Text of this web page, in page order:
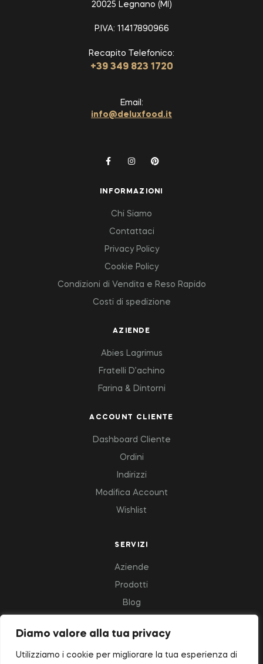
Diamo valore alla tua privacy
Utilizziamo i cookie per migliorare la tua esperienza di
INFORMAZIONI
Chi Siamo
Contattaci
Privacy Policy
Cookie Policy
Condizioni di Vendita e Reso Rapido
Costi di spedizione
AZIENDE
Abies Lagrimus
Fratelli D’achino
Farina & Dintorni
20025 Legnano (MI)
P.IVA: 11417890966
Recapito Telefonico:
+39 349 823 1720
Email:
info@deluxfood.it
ACCOUNT CLIENTE
Dashboard Cliente
Ordini
Indirizzi
Modifica Account
Wishlist
SERVIZI
Aziende
Prodotti
Blog
Copyright © 2023 Deluxfood – All Rights Reserved.